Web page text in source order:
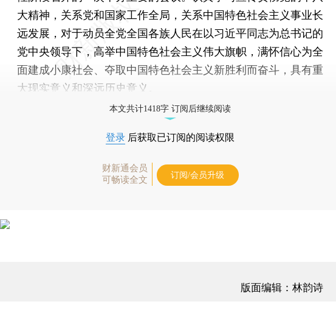
大精神，关系党和国家工作全局，关系中国特色社会主义事业长
远发展，对于动员全党全国各族人民在以习近平同志为总书记的
党中央领导下，高举中国特色社会主义伟大旗帜，满怀信心为全
面建成小康社会、夺取中国特色社会主义新胜利而奋斗，具有重
大现实意义和深远历史意义。
本文共计1418字 订阅后继续阅读
登录 后获取已订阅的阅读权限
财新通会员
可畅读全文
订阅/会员升级
版面编辑：林韵诗